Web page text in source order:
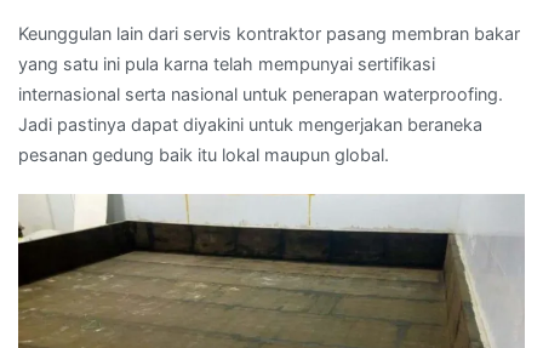
Keunggulan lain dari servis kontraktor pasang membran bakar
yang satu ini pula karna telah mempunyai sertifikasi
internasional serta nasional untuk penerapan waterproofing.
Jadi pastinya dapat diyakini untuk mengerjakan beraneka
pesanan gedung baik itu lokal maupun global.